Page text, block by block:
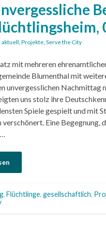
aktuell, Projekte, Serve the City
mit mehreren
Blumenthal mit
unvergesslichen Nachmittag
uns stolz ihre
Spiele gespielt und mit
Eine Begegnung,
, Flüchtlinge, gesellschaftlich,